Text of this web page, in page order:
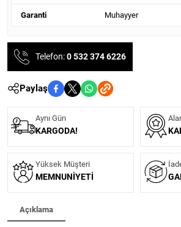
Garanti Muhayyer
Telefon:0 532 374 6226
Paylaş
Aynı Gün
KARGODA!
Yüksek Müşteri
MEMNUNIYETI
Açıklama